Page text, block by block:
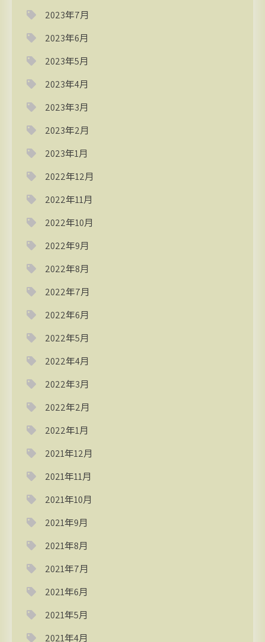
2023年7月
2023年6月
2023年5月
2023年4月
2023年3月
2023年2月
2023年1月
2022年12月
2022年11月
2022年10月
2022年9月
2022年8月
2022年7月
2022年6月
2022年5月
2022年4月
2022年3月
2022年2月
2022年1月
2021年12月
2021年11月
2021年10月
2021年9月
2021年8月
2021年7月
2021年6月
2021年5月
2021年4月